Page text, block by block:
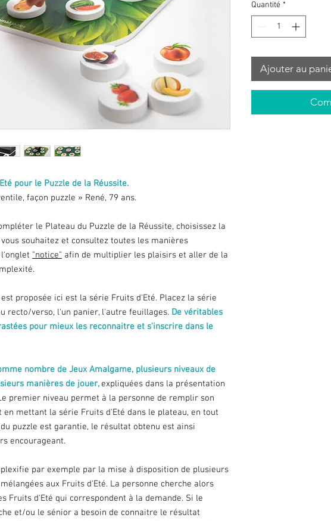
pour le Puzzle de la Réussite.
façon puzzle » René, 79 ans.
le Plateau du Puzzle de la Réussite, choisissez la
souhaitez et consultez toutes les manières
"notice" afin de multiplier les plaisirs et aller de la
proposée ici est la série Fruits d'Eté. Placez la série
recto/verso, l'un panier, l'autre feuillages. De véritables
pour mieux les reconnaitre et s'inscrire dans le
nombre de Jeux Amalgame, plusieurs niveaux de
manières de jouer, expliquées dans la présentation
premier niveau permet à la personne de remplir son
en mettant la série Fruits d'Eté dans le plateau, en tout
puzzle est garantie, le résultat obtenu est ainsi
encourageant.
par exemple par la mise à disposition de plusieurs
aux Fruits d'Eté. La personne cherche alors
Fruits d'Eté qui correspondent à la demande. Si le
et/ou le sénior a besoin de connaitre le résultat
Quantité *
Ajouter au